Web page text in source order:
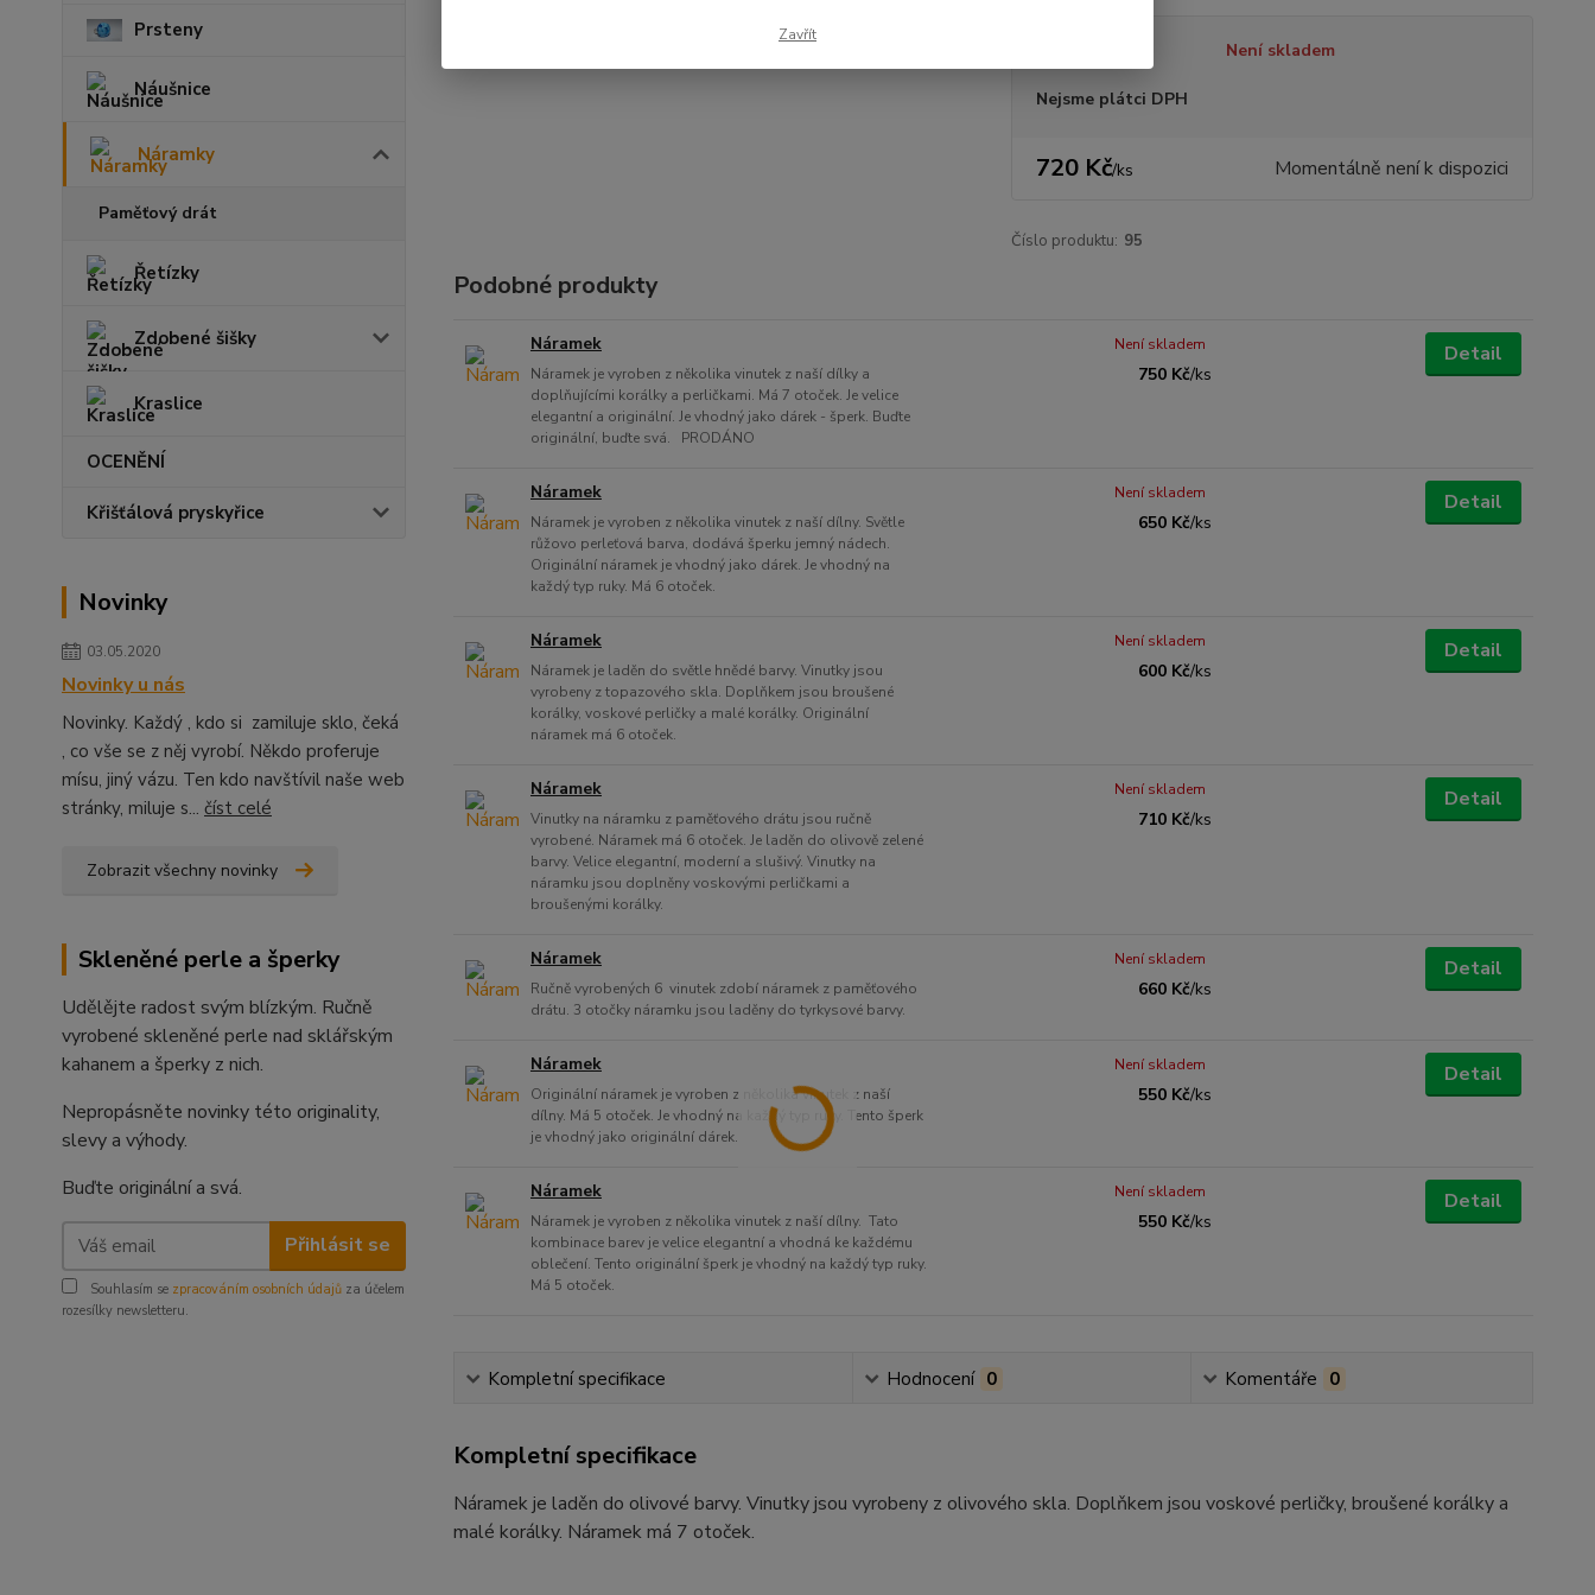
Prsteny
Náušnice
Náramky
Paměťový drát
Řetízky
Zdobené šišky
Kraslice
OCENĚNÍ
Křišťálová pryskyřice
Novinky
03.05.2020
Novinky u nás
Novinky. Každý , kdo si zamiluje sklo, čeká
, co vše se z něj vyrobí. Někdo proferuje
mísu, jiný vázu. Ten kdo navštívil naše web
stránky, miluje s... číst celé
Zobrazit všechny novinky
Skleněné perle a šperky
Udělějte radost svým blízkým. Ručně
vyrobené skleněné perle nad sklářským
kahanem a šperky z nich.
Nepropásněte novinky této originality,
slevy a výhody.
Buďte originální a svá.
Přihlásit se
Souhlasím se zpracováním osobních údajů za účelem
rozesílky newsletteru.
Není skladem
Nejsme plátci DPH
720 Kč/ks Momentálně není k dispozici
Číslo produktu: 95
Podobné produkty
Náramek
Náramek je vyroben z několika vinutek z naší dílky a
doplňujícími korálky a perličkami. Má 7 otoček. Je velice
elegantní a originální. Je vhodný jako dárek - šperk. Buďte
originální, buďte svá. PRODÁNO
750 Kč/ks
Není skladem Detail
Náramek
Náramek je vyroben z několika vinutek z naší dílny. Světle
růžovo perleťová barva, dodává šperku jemný nádech.
Originální náramek je vhodný jako dárek. Je vhodný na
každý typ ruky. Má 6 otoček.
650 Kč/ks
Není skladem Detail
Náramek
Náramek je laděn do světle hnědé barvy. Vinutky jsou
vyrobeny z topazového skla. Doplňkem jsou broušené
korálky, voskové perličky a malé korálky. Originální
náramek má 6 otoček.
600 Kč/ks
Není skladem Detail
Náramek
Vinutky na náramku z paměťového drátu jsou ručně
vyrobené. Náramek má 6 otoček. Je laděn do olivově zelené
barvy. Velice elegantní, moderní a slušivý. Vinutky na
náramku jsou doplněny voskovými perličkami a
broušenými korálky.
710 Kč/ks
Není skladem Detail
Náramek
Ručně vyrobených 6 vinutek zdobí náramek z paměťového
drátu. 3 otočky náramku jsou laděny do tyrkysové barvy.
660 Kč/ks
Není skladem Detail
Náramek
Originální náramek je vyroben z několika vinutek z naší
dílny. Má 5 otoček. Je vhodný na každý typ ruky. Tento šperk
je vhodný jako originální dárek.
550 Kč/ks
Není skladem Detail
Náramek
Náramek je vyroben z několika vinutek z naší dílny. Tato
kombinace barev je velice elegantní a vhodná ke každému
oblečení. Tento originální šperk je vhodný na každý typ ruky.
Má 5 otoček.
550 Kč/ks
Není skladem Detail
Kompletní specifikace Hodnocení 0 Komentáře 0
Kompletní specifikace
Náramek je laděn do olivové barvy. Vinutky jsou vyrobeny z olivového skla. Doplňkem jsou voskové perličky, broušené korálky a
malé korálky. Náramek má 7 otoček.
Zavřít